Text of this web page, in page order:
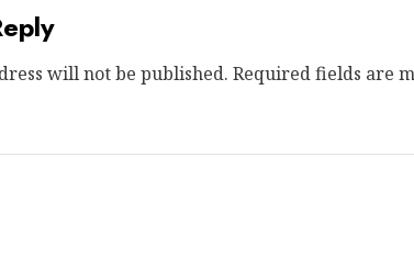
will not be published. Required fields are